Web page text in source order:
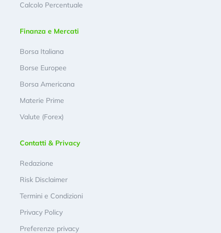
Calcolo Percentuale
Finanza e Mercati
Borsa Italiana
Borse Europee
Borsa Americana
Materie Prime
Valute (Forex)
Contatti & Privacy
Redazione
Risk Disclaimer
Termini e Condizioni
Privacy Policy
Preferenze privacy